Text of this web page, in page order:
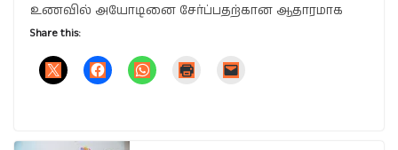
உணவில் அயோடினை சேர்ப்பதற்கான ஆதாரமாக
Share this: